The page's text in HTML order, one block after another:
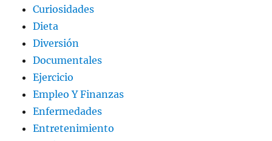
Curiosidades
Dieta
Diversión
Documentales
Ejercicio
Empleo Y Finanzas
Enfermedades
Entretenimiento